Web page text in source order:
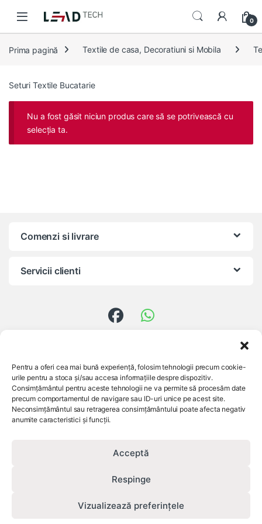
Pentru a oferi cea mai bună experiență, folosim tehnologii precum cookie-
urile pentru a stoca și/sau accesa informațiile despre dispozitiv.
Consimțământul pentru aceste tehnologii ne va permite să procesăm date
precum comportamentul de navigare sau ID-uri unice pe acest site.
Neconsimțământul sau retragerea consimțământului poate afecta negativ
anumite caracteristici și funcții.
Acceptă
Respinge
Vizualizează preferințele
0
Prima pagină Textile de casa, Decoratiuni si Mobila
Seturi Textile Bucatarie
Nu a fost găsit niciun produs care să se potrivească cu
selecția ta.
Comenzi si livrare
Servicii clienti
0756 824 557